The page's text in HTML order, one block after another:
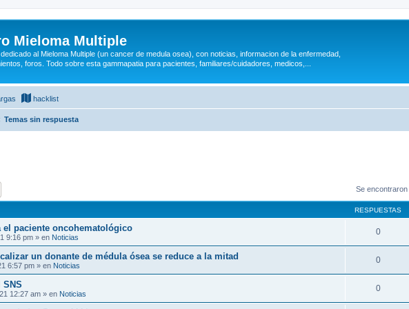
Mieloma Multiple
al Mieloma Multiple (un cancer de medula osea), con noticias, informacion de la enfermedad,
foros. Todo sobre esta gammapatia para pacientes, familiares/cuidadores, medicos,...
hacklist
Temas sin respuesta
Se
RESPUESTAS
el paciente oncohematológico
9:16 pm » en Noticias
0
un donante de médula ósea se reduce a la mitad
6:57 pm » en Noticias
0
SNS
12:27 am » en Noticias
0